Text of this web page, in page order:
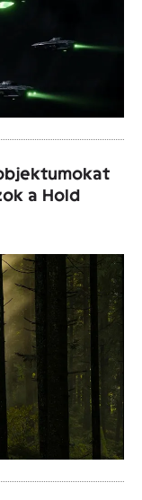
a Hold